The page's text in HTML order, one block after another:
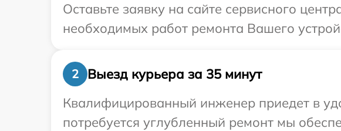
Оставьте заявку на сайте сервисного
необходимых работ ремонта Вашего
2
Выезд курьера за 35 минут
Квалифицированный инженер приедет в
потребуется углубленный ремонт мы